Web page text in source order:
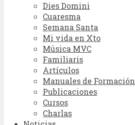
Dies Domini
Cuaresma
Semana Santa
Mi vida en Xto
Música MVC
Familiaris
Artículos
Manuales de Formación
Publicaciones
Cursos
Charlas